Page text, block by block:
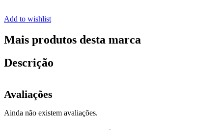
Add to wishlist
Mais produtos desta marca
Descrição
Avaliações
Ainda não existem avaliações.